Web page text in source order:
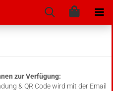
zur Verfügung:
& QR Code wird mit der Email